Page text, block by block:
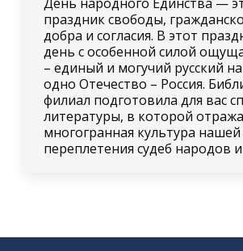
праздник свободы,
добра и согласия. В этот
день с особенной силой
– единый и могучий русский
одно Отечество – Россия.
филиал подготовила для вас
литературы, в которой
многогранная культура
переплетения судеб народов